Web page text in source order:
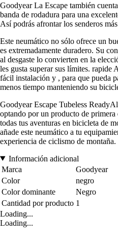
Goodyear La Escape también
banda de rodadura para una
Así podrás afrontar los senderos
Este neumático no sólo ofrece un
es extremadamente duradero. Su
al desgaste lo convierten en la
les gusta superar sus límites. rapide
fácil instalación y , para que pueda
menos tiempo manteniendo su
Goodyear Escape Tubeless
optando por un producto de primera
todas tus aventuras en bicicleta de
añade este neumático a tu
experiencia de ciclismo de montaña.
Información adicional
Marca
Goodyear
Color
negro
Color dominante
Negro
Cantidad por producto 1
Loading...
Loading...